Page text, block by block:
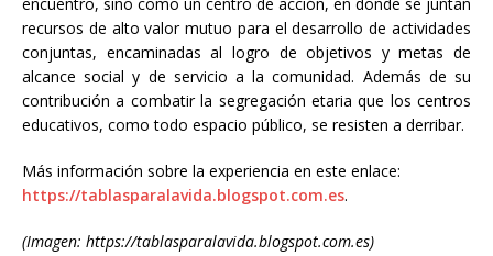
recursos de alto valor mutuo para el desarrollo de actividades
conjuntas, encaminadas al logro de objetivos y metas de
alcance social y de servicio a la comunidad. Además de su
contribución a combatir la segregación etaria que los centros
educativos, como todo espacio público, se resisten a derribar.
Más información sobre la experiencia en este enlace:
https://tablasparalavida.blogspot.com.es.
(Imagen: https://tablasparalavida.blogspot.com.es)